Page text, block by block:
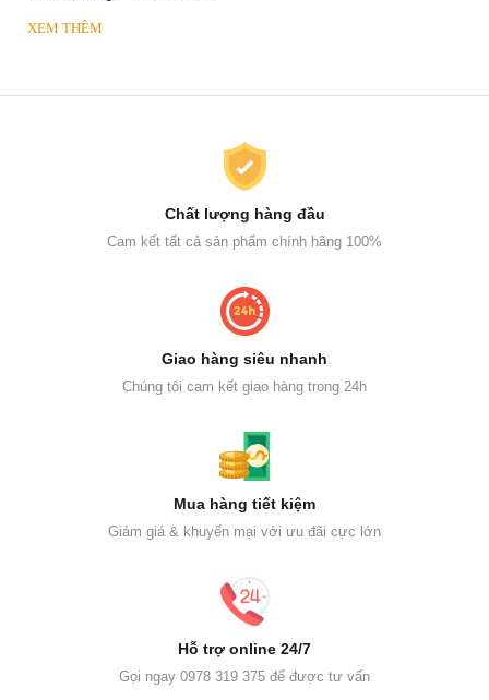
XEM THÊM
Chất lượng hàng đầu
Cam kết tất cả sản phẩm chính hãng 100%
Giao hàng siêu nhanh
Chúng tôi cam kết giao hàng trong 24h
Mua hàng tiết kiệm
Giảm giá & khuyến mại với ưu đãi cực lớn
Hỗ trợ online 24/7
Gọi ngay 0978 319 375 để được tư vấn